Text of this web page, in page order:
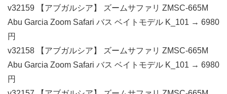
v32159 【アブガルシア】 ズームサファリ ZMSC-665M
Abu Garcia Zoom Safari バス ベイトモデル K_101 → 6980
円
v32158 【アブガルシア】 ズームサファリ ZMSC-665M
Abu Garcia Zoom Safari バス ベイトモデル K_101 → 6980
円